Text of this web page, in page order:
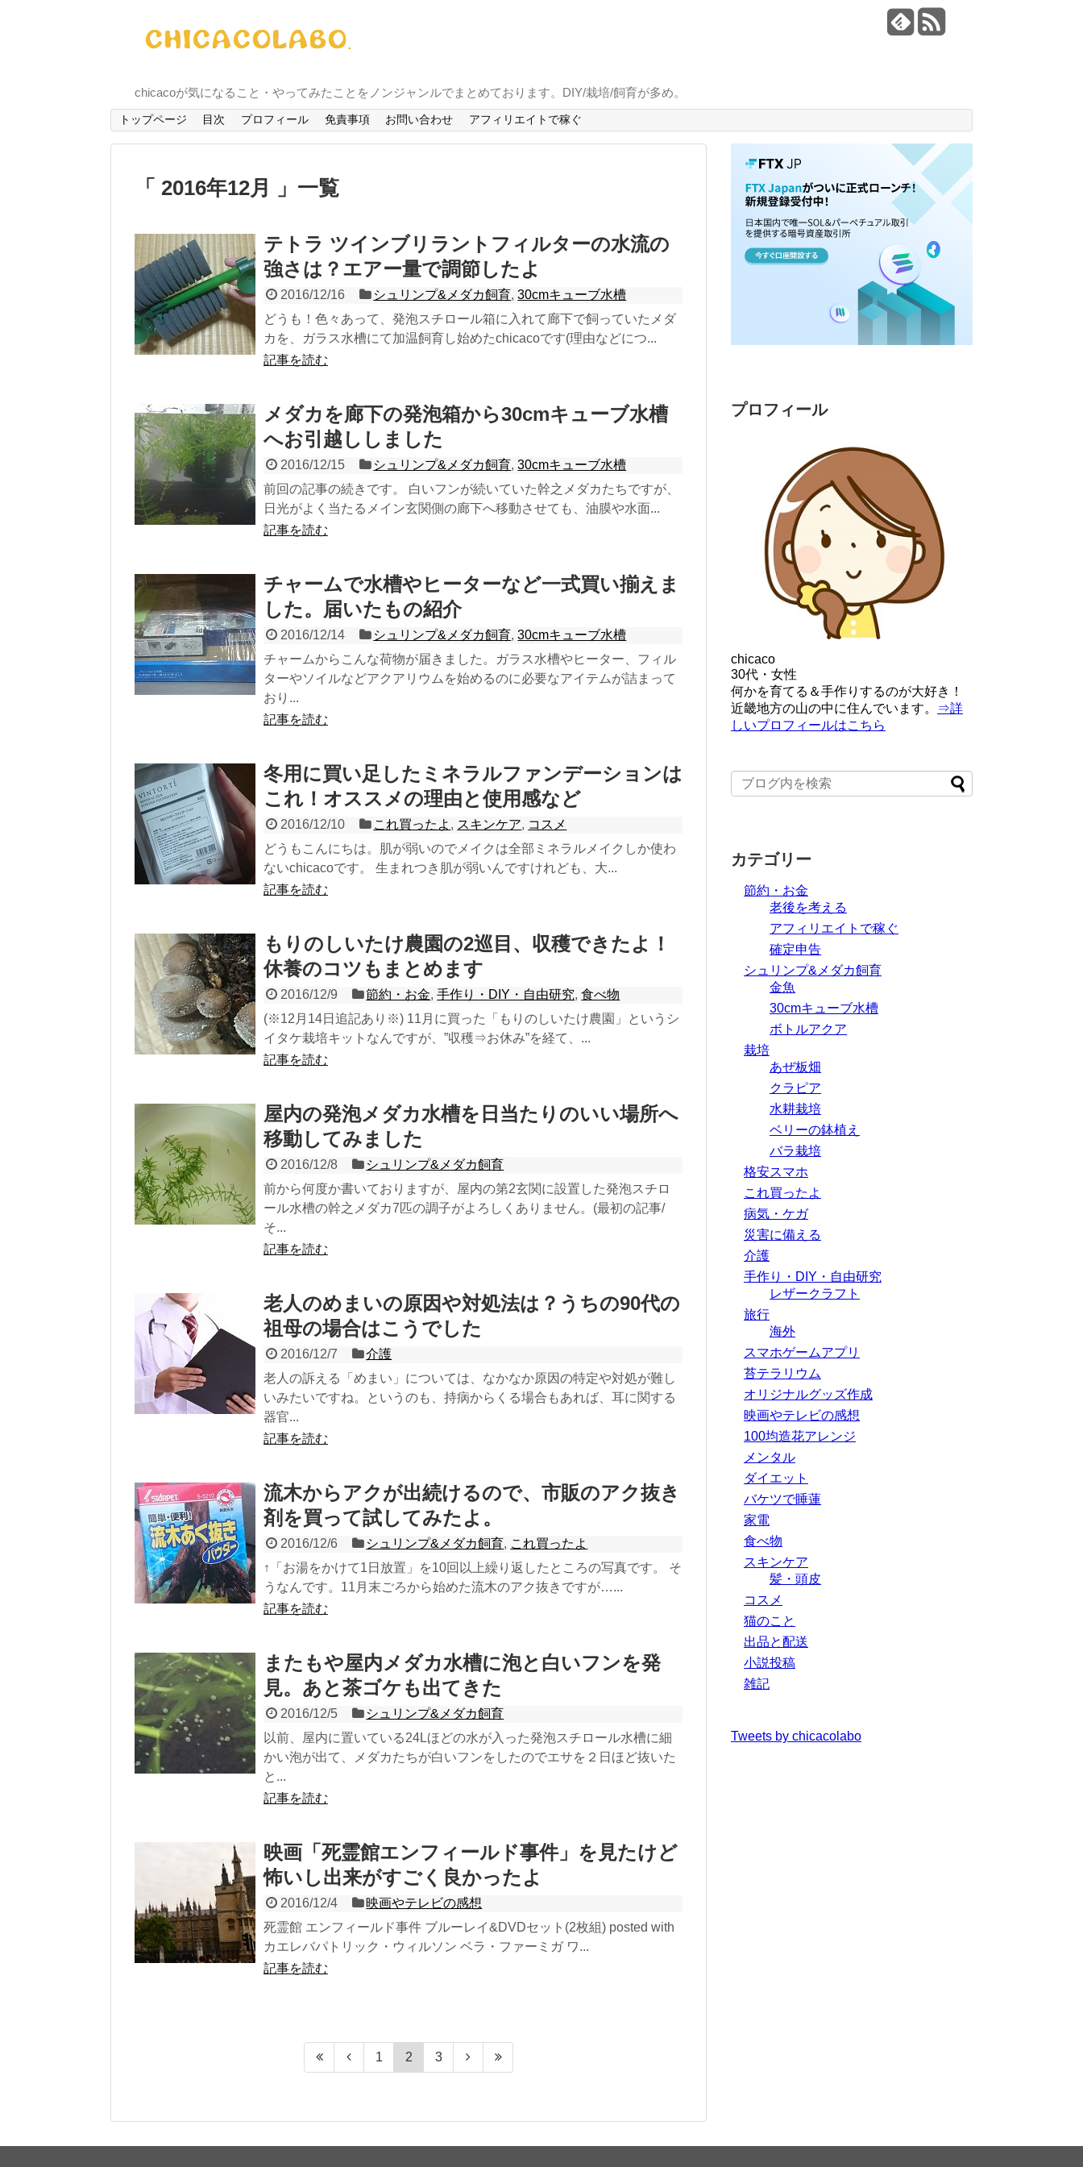
chicacoが気になること・やってみたことをノンジャンルでまとめております。DIY/栽培/飼育が多め。
トップページ 目次 プロフィール 免責事項 お問い合わせ アフィリエイトで稼ぐ
「 2016年12月 」一覧
テトラ ツインブリラントフィルターの水流の
強さは？エアー量で調節したよ
2016/12/16 シュリンプ&メダカ飼育,30cmキューブ水槽
どうも！色々あって、発泡スチロール箱に入れて廊下で飼っていたメダ
カを、ガラス水槽にて加温飼育し始めたchicacoです(理由などにつ...
記事を読む
メダカを廊下の発泡箱から30cmキューブ水槽
へお引越ししました
2016/12/15 シュリンプ&メダカ飼育,30cmキューブ水槽
前回の記事の続きです。 白いフンが続いていた幹之メダカたちですが、
日光がよく当たるメイン玄関側の廊下へ移動させても、油膜や水面...
記事を読む
チャームで水槽やヒーターなど一式買い揃えま
した。届いたもの紹介
2016/12/14 シュリンプ&メダカ飼育,30cmキューブ水槽
チャームからこんな荷物が届きました。ガラス水槽やヒーター、フィル
ターやソイルなどアクアリウムを始めるのに必要なアイテムが詰まって
おり...
記事を読む
冬用に買い足したミネラルファンデーションは
これ！オススメの理由と使用感など
2016/12/10 これ買ったよ , スキンケア, コスメ
どうもこんにちは。肌が弱いのでメイクは全部ミネラルメイクしか使わ
ないchicacoです。 生まれつき肌が弱いんですけれども、大...
記事を読む
もりのしいたけ農園の2巡目、収穫できたよ！
休養のコツもまとめます
2016/12/9 節約・お金,手作り・DIY・自由研究,食べ物
(※12月14日追記あり※) 11月に買った「もりのしいたけ農園」というシ
イタケ栽培キットなんですが、”収穫⇒お休み”を経て、...
記事を読む
屋内の発泡メダカ水槽を日当たりのいい場所へ
移動してみました
2016/12/8
シュリンプ&メダカ飼育
前から何度か書いておりますが、屋内の第2玄関に設置した発泡スチロ
ール水槽の幹之メダカ7匹の調子がよろしくありません。(最初の記事/
そ...
記事を読む
老人のめまいの原因や対処法は？うちの90代の
祖母の場合はこうでした
2016/12/7
介護
老人の訴える「めまい」については、なかなか原因の特定や対処が難し
いみたいですね。というのも、持病からくる場合もあれば、耳に関する
器官...
記事を読む
流木からアクが出続けるので、市販のアク抜き
剤を買って試してみたよ。
2016/12/6 シュリンプ&メダカ飼育, これ買ったよ
↑「お湯をかけて1日放置」を10回以上繰り返したところの写真です。 そ
うなんです。11月末ごろから始めた流木のアク抜きですが…...
記事を読む
またもや屋内メダカ水槽に泡と白いフンを発
見。あと茶ゴケも出てきた
2016/12/5
シュリンプ&メダカ飼育
以前、屋内に置いている24Lほどの水が入った発泡スチロール水槽に細
かい泡が出て、メダカたちが白いフンをしたのでエサを２日ほど抜いた
と...
記事を読む
映画「死霊館エンフィールド事件」を見たけど
怖いし出来がすごく良かったよ
2016/12/4
映画やテレビの感想
死霊館 エンフィールド事件 ブルーレイ&DVDセット(2枚組) posted with
カエレバパトリック・ウィルソン ベラ・ファーミガ ワ...
記事を読む
1 2 3
プロフィール
chicaco
30代・女性
何かを育てる＆手作りするのが大好き！
近畿地方の山の中に住んでいます。
⇒詳
しいプロフィールはこちら
カテゴリー
節約・お金
老後を考える
アフィリエイトで稼ぐ
確定申告
シュリンプ&メダカ飼育
金魚
30cmキューブ水槽
ボトルアクア
栽培
あぜ板畑
クラピア
水耕栽培
ベリーの鉢植え
バラ栽培
格安スマホ
これ買ったよ
病気・ケガ
災害に備える
介護
手作り・DIY・自由研究
レザークラフト
旅行
海外
スマホゲームアプリ
苔テラリウム
オリジナルグッズ作成
映画やテレビの感想
100均造花アレンジ
メンタル
ダイエット
バケツで睡蓮
家電
食べ物
スキンケア
髪・頭皮
コスメ
猫のこと
出品と配送
小説投稿
雑記
Tweets by chicacolabo